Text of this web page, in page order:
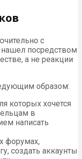
с
посредством
а не реакции
образом:
которых хочется
в
написать
форумах,
создать аккаунты